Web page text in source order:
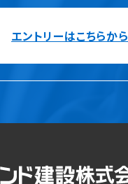
エントリーはこちらから